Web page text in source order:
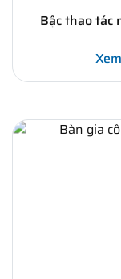
Bậc thao tác